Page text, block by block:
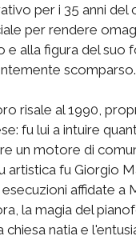
per i 35 anni del
per rendere
e alla figura del suo
scomparso.
risale al 1990,
fu lui a intuire
un motore di
artistica fu Giorgio
affidate a
la magia del
natia e